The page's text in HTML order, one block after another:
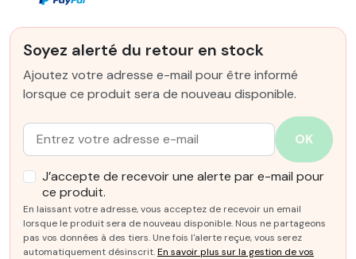
Soyez alerté du retour en stock
Ajoutez votre adresse e-mail pour être informé
lorsque ce produit sera de nouveau disponible.
Email :
OK
J’accepte de recevoir une alerte par e-mail pour
ce produit.
En laissant votre adresse, vous acceptez de recevoir un email
lorsque le produit sera de nouveau disponible. Nous ne partageons
pas vos données à des tiers. Une fois l'alerte reçue, vous serez
automatiquement désinscrit.En savoir plus sur la gestion de vos